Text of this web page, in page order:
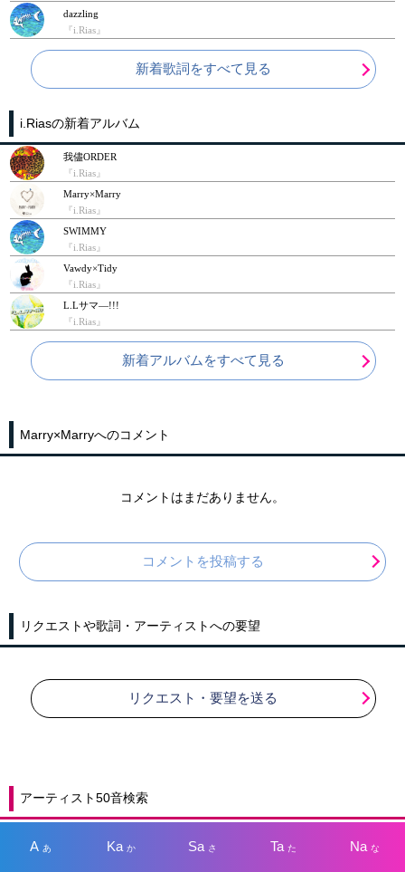
dazzling
『i.Rias』
新着歌詞をすべて見る
i.Riasの新着アルバム
我儘ORDER
『i.Rias』
Marry×Marry
『i.Rias』
SWIMMY
『i.Rias』
Vawdy×Tidy
『i.Rias』
L.Lサマ―!!!
『i.Rias』
新着アルバムをすべて見る
Marry×Marryへのコメント
コメントはまだありません。
コメントを投稿する
リクエストや歌詞・アーティストへの要望
リクエスト・要望を送る
アーティスト50音検索
A あ Kaか Sa さ Taた Na な